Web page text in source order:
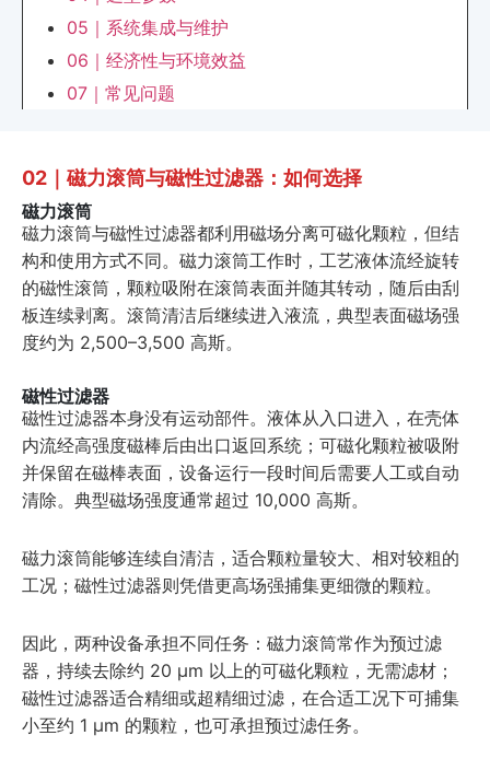
05｜系统集成与维护
06｜经济性与环境效益
07｜常见问题
02｜磁力滚筒与磁性过滤器：如何选择
磁力滚筒
磁力滚筒与磁性过滤器都利用磁场分离可磁化颗粒，但结
构和使用方式不同。磁力滚筒工作时，工艺液体流经旋转
的磁性滚筒，颗粒吸附在滚筒表面并随其转动，随后由刮
板连续剥离。滚筒清洁后继续进入液流，典型表面磁场强
度约为 2,500–3,500 高斯。
磁性过滤器
磁性过滤器本身没有运动部件。液体从入口进入，在壳体
内流经高强度磁棒后由出口返回系统；可磁化颗粒被吸附
并保留在磁棒表面，设备运行一段时间后需要人工或自动
清除。典型磁场强度通常超过 10,000 高斯。
磁力滚筒能够连续自清洁，适合颗粒量较大、相对较粗的
工况；磁性过滤器则凭借更高场强捕集更细微的颗粒。
因此，两种设备承担不同任务：磁力滚筒常作为预过滤
器，持续去除约 20 µm 以上的可磁化颗粒，无需滤材；
磁性过滤器适合精细或超精细过滤，在合适工况下可捕集
小至约 1 µm 的颗粒，也可承担预过滤任务。